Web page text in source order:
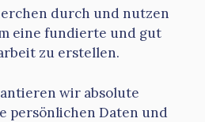
durch und nutzen
eine fundierte und gut
zu erstellen.
wir absolute
persönlichen Daten und